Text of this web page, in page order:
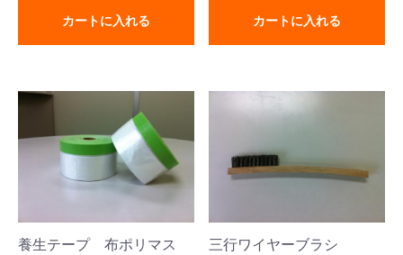
カートに入れる カートに入れる
養生テープ 布ポリマス
三行ワイヤーブラシ